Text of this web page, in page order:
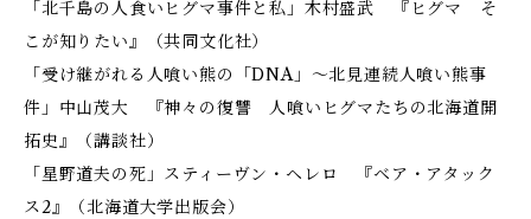
「北千島の人食いヒグマ事件と私」木村盛武 『ヒグマ そ
こが知りたい』（共同文化社）
「受け継がれる人喰い熊の「DNA」～北見連続人喰い熊事
件」中山茂大 『神々の復讐 人喰いヒグマたちの北海道開
拓史』（講談社）
「星野道夫の死」スティーヴン・ヘレロ 『ベア・アタック
ス2』（北海道大学出版会）